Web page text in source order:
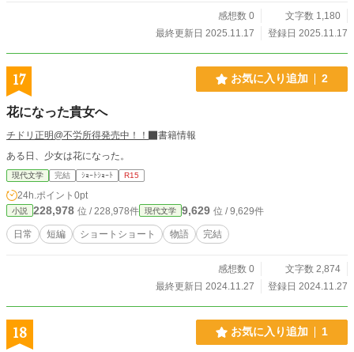
感想数 0
文字数 1,180
最終更新日 2025.11.17
登録日 2025.11.17
17 お気に入り追加 2
花になった貴女へ
チドリ正明@不労所得発売中！！
書籍情報
ある日、少女は花になった。
現代文学 完結 ｼｮｰﾄｼｮｰﾄ R15
24h.ポイント 0pt
小説 228,978 位 / 228,978件 現代文学 9,629 位 / 9,629件
日常 短編 ショートショート 物語 完結
感想数 0
文字数 2,874
最終更新日 2024.11.27
登録日 2024.11.27
18 お気に入り追加 1